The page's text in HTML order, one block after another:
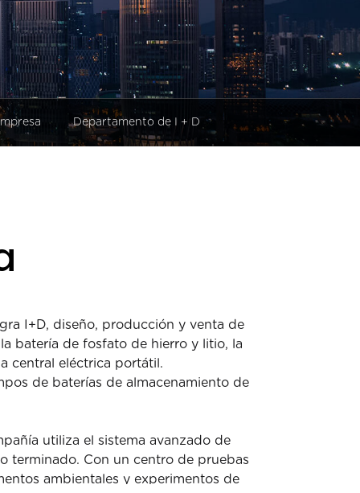
Departamento de I + D
I+D, diseño, producción y venta de
batería de fosfato de hierro y litio, la
central eléctrica portátil.
de baterías de almacenamiento de
utiliza el sistema avanzado de
terminado. Con un centro de pruebas
ambientales y experimentos de